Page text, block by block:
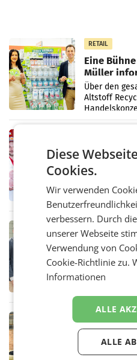
RETAIL
Eine
Müller
Über den
Altstoff
„Kreislauf-
Penny
WIENER
laufenden
erneuert
in Haag
Alles
Albrecht
WIENER
Diese
Cookies.
Wir verwenden
verbessern. Durch
unserer Webseite
Verwendung von
Cookie-Richtlinie zu.
Informationen
ALLE
ALLE